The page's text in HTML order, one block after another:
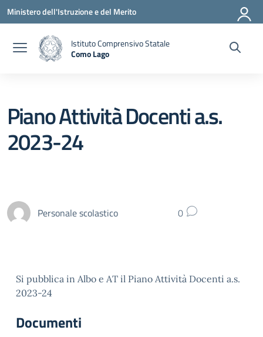
Vai ai contenuti
Vai al menu di navigazione
Vai al footer
Ministero dell'Istruzione e del Merito
Istituto Comprensivo Statale
Como Lago
— Visita la pagina iniziale della scuola
Piano Attività Docenti a.s.
2023-24
Personale scolastico 0
Si pubblica in Albo e AT il Piano Attività Docenti a.s.
2023-24
Documenti